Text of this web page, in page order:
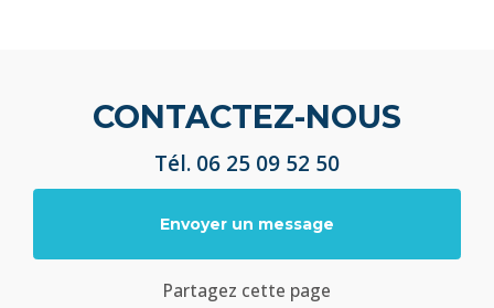
CONTACTEZ-NOUS
Tél. 06 25 09 52 50
Envoyer un message
Partagez cette page